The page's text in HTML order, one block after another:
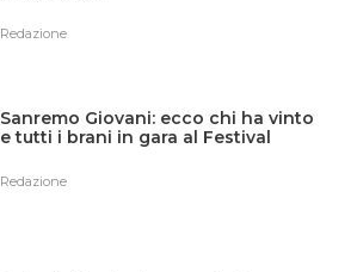
Redazione
Sanremo Giovani: ecco chi ha vinto
e tutti i brani in gara al Festival
Redazione